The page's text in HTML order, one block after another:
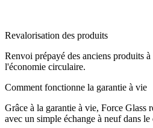
Revalorisation des produits
Renvoi prépayé des anciens produits
l'économie circulaire.
Comment fonctionne la garantie à vie
Grâce à la garantie à vie, Force Glass
avec un simple échange à neuf dans